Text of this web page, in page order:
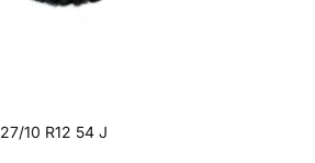
27/10 R12 54 J